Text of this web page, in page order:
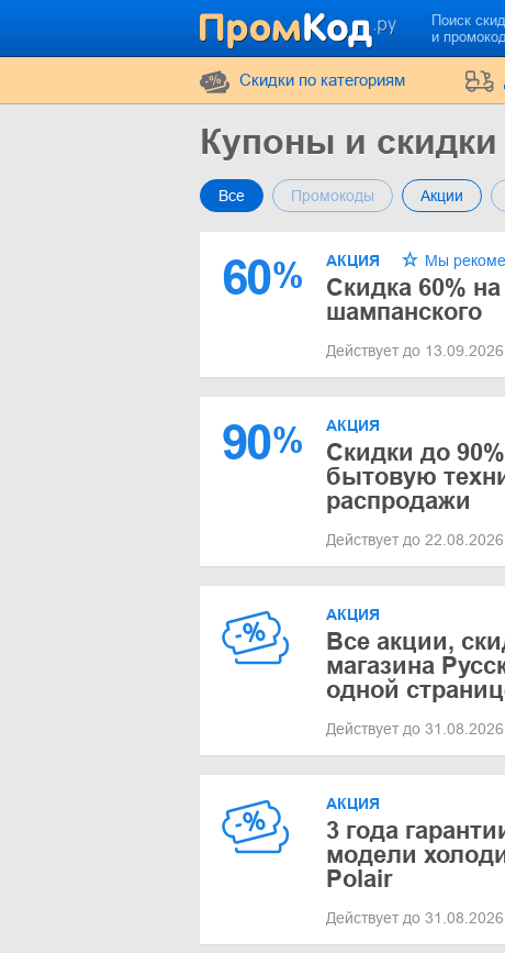
Поиск
и
Cкидки по категориям
Купоны и
Все Промокоды Акции
60% АКЦИЯ Мы
Скидка 60%
шампанского
Действует до 13.09.2026
90% АКЦИЯ
Скидки до
бытовую
распродажи
Действует до 22.08.2026
АКЦИЯ
Все акции,
магазина
одной
Действует до 31.08.2026
АКЦИЯ
3 года
модели
Polair
Действует до 31.08.2026